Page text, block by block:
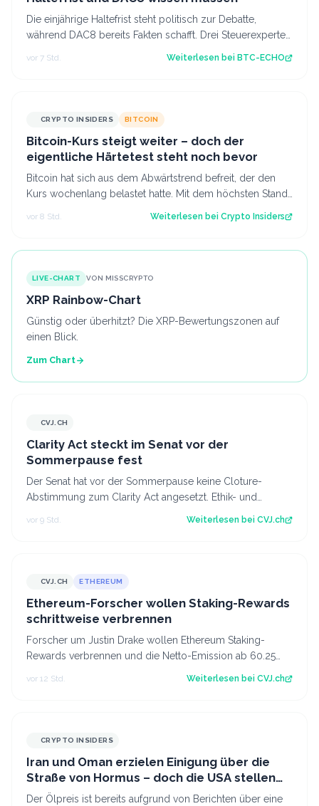
Die einjährige Haltefrist steht politisch zur Debatte,
während DAC8 bereits Fakten schafft. Drei Steuerexperten
vor 7 Std. Weiterlesen bei BTC-ECHO
CRYPTO INSIDERS BITCOIN
Bitcoin-Kurs steigt weiter – doch der
eigentliche Härtetest steht noch bevor
Bitcoin hat sich aus dem Abwärtstrend befreit, der den
Kurs wochenlang belastet hatte. Mit dem höchsten Stand
vor 8 Std. Weiterlesen bei Crypto Insiders
LIVE-CHART VON MISSCRYPTO
XRP Rainbow-Chart
Günstig oder überhitzt? Die XRP-Bewertungszonen auf
einen Blick.
Zum Chart
CVJ.CHCVJ.CH
Clarity Act steckt im Senat vor der
Sommerpause fest
Der Senat hat vor der Sommerpause keine Cloture-
Abstimmung zum Clarity Act angesetzt. Ethik- und
vor 9 Std. Weiterlesen bei CVJ.ch
CVJ.CHCVJ.CH ETHEREUM
Ethereum-Forscher wollen Staking-Rewards
schrittweise verbrennen
Forscher um Justin Drake wollen Ethereum Staking-
Rewards verbrennen und die Netto-Emission ab 60.25
vor 12 Std. Weiterlesen bei CVJ.ch
CRYPTO INSIDERS
Iran und Oman erzielen Einigung über die
Straße von Hormus – doch die USA stellen
sich quer
Der Ölpreis ist bereits aufgrund von Berichten über eine